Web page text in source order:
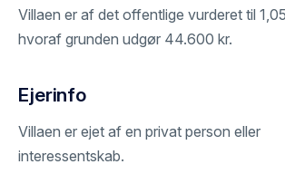
Villaen er af det offentlige vurderet til 1,05
hvoraf grunden udgør 44.600 kr.
Ejerinfo
Villaen er ejet af en privat person eller
interessentskab.